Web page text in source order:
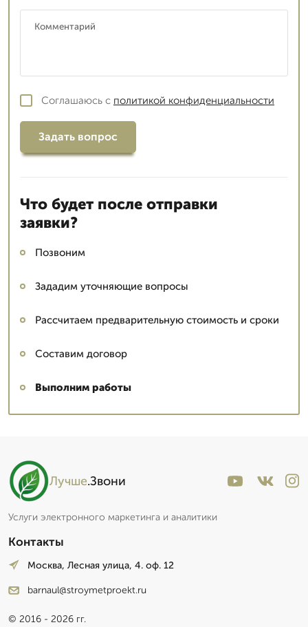
Соглашаюсь с политикой конфиденциальности
Задать вопрос
Что будет после отправки
заявки?
Позвоним
Зададим уточняющие вопросы
Рассчитаем предварительную стоимость и сроки
Составим договор
Выполним работы
Лучше.Звони
Услуги электронного маркетинга и аналитики
Контакты
Москва, Лесная улица, 4. оф. 12
barnaul@stroymetproekt.ru
© 2016 - 2026 гг.